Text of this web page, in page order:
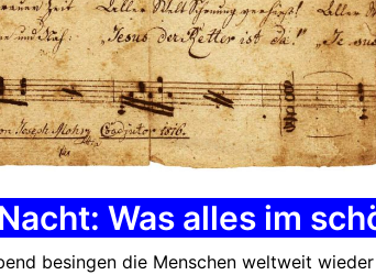
Was alles im
besingen die Menschen weltweit